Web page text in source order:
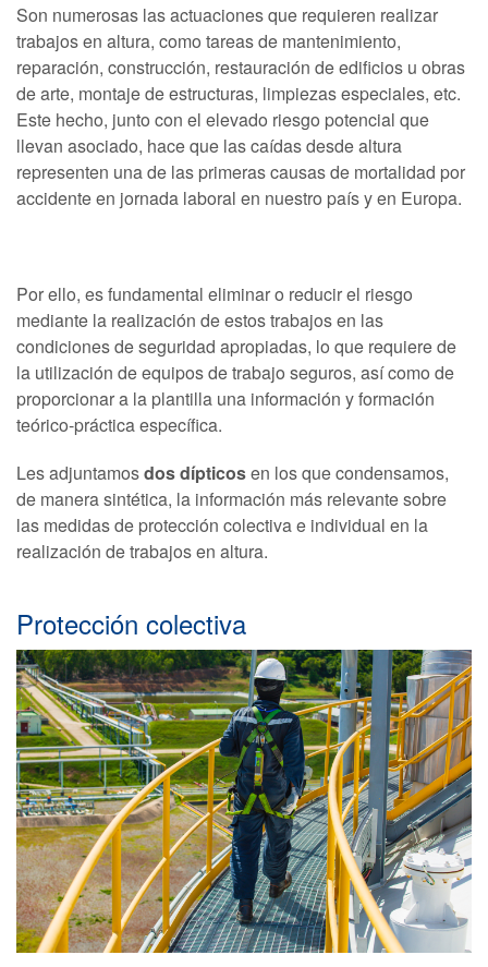
Son numerosas las actuaciones que requieren realizar
trabajos en altura, como tareas de mantenimiento,
reparación, construcción, restauración de edificios u obras
de arte, montaje de estructuras, limpiezas especiales, etc.
Este hecho, junto con el elevado riesgo potencial que
llevan asociado, hace que las caídas desde altura
representen una de las primeras causas de mortalidad por
accidente en jornada laboral en nuestro país y en Europa.
Por ello, es fundamental eliminar o reducir el riesgo
mediante la realización de estos trabajos en las
condiciones de seguridad apropiadas, lo que requiere de
la utilización de equipos de trabajo seguros, así como de
proporcionar a la plantilla una información y formación
teórico-práctica específica.
Les adjuntamosdos dípticosen los que condensamos,
de manera sintética, la información más relevante sobre
las medidas de protección colectiva e individual en la
realización de trabajos en altura.
Protección colectiva